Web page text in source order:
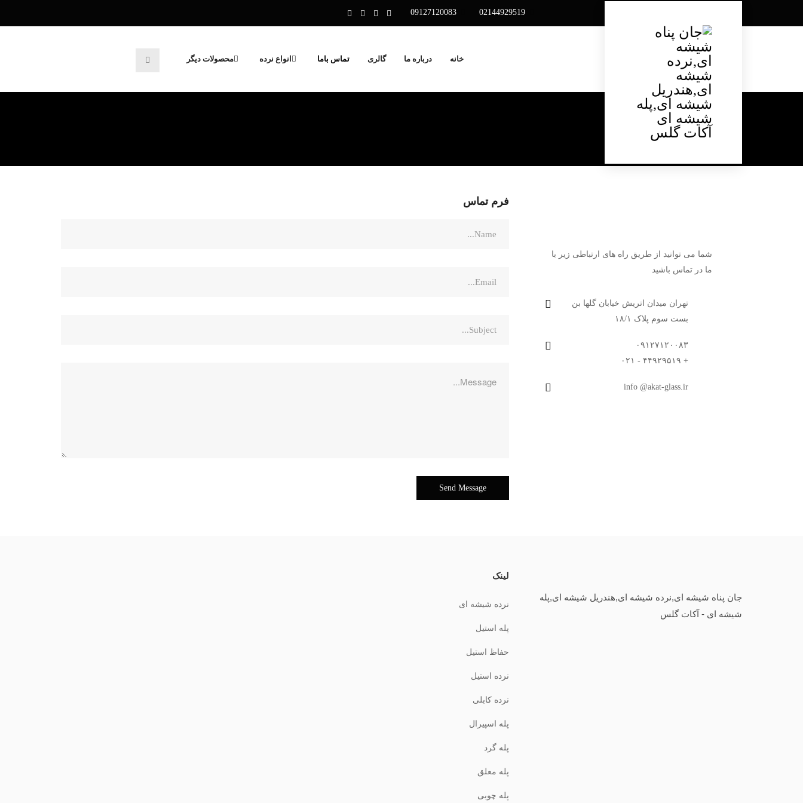
02144929519
09127120083
خانه درباره ما گالری تماس باما انواع نرده محصولات دیگر
CONTACT US
تماس باما
فرم تماس
شما می توانید از طریق راه های ارتباطی زیر با
ما در تماس باشید
تهران میدان اتریش خیابان گلها بن
بست سوم پلاک ۱۸/۱
۰۹۱۲۷۱۲۰۰۸۳
+ ۴۴۹۲۹۵۱۹ - ۰۲۱
info @akat-glass.ir
جان پناه شیشه ای,نرده شیشه ای,هندریل شیشه ای,پله
شیشه ای - آکات گلس
لینک
نرده شیشه ای
پله استیل
حفاظ استیل
نرده استیل
نرده کابلی
پله اسپیرال
پله گرد
پله معلق
پله چوبی